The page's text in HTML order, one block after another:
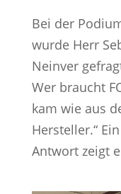
Bei der
wurde Herr
Neinver
Wer braucht
kam wie aus
Hersteller.“
Antwort zeigt